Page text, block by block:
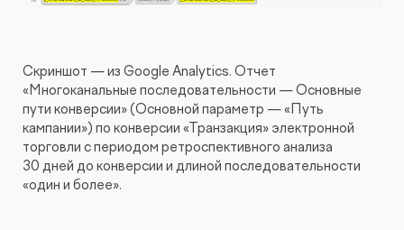
Скриншот — из Google Analytics. Отчет
«Многоканальные последовательности — Основные
пути конверсии» (Основной параметр — «Путь
кампании») по конверсии «Транзакция» электронной
торговли с периодом ретроспективного анализа
30 дней до конверсии и длиной последовательности
«один и более».